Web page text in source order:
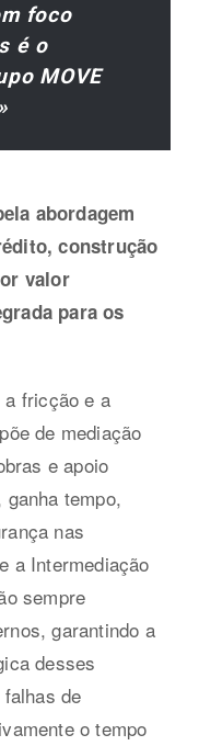
foco
é o
MOVE
abordagem
construção
valor
para os
fricção e a
de mediação
e apoio
tempo,
nas
a Intermediação
sempre
garantindo a
desses
de
o tempo